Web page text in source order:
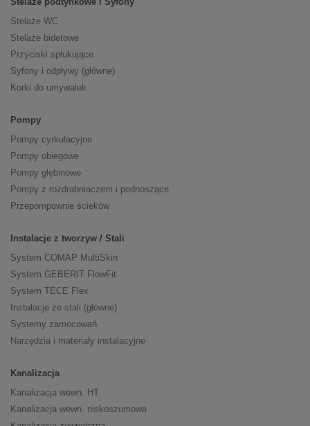
Stelaże WC
Stelaże bidetowe
Przyciski spłukujące
Syfony i odpływy (główne)
Korki do umywalek
Pompy
Pompy cyrkulacyjne
Pompy obiegowe
Pompy głębinowe
Pompy z rozdrabniaczem i podnoszące
Przepompownie ścieków
Instalacje z tworzyw / Stali
System COMAP MultiSkin
System GEBERIT FlowFit
System TECE Flex
Instalacje ze stali (główne)
Systemy zamocowań
Narzędzia i materiały instalacyjne
Kanalizacja
Kanalizacja wewn. HT
Kanalizacja wewn. niskoszumowa